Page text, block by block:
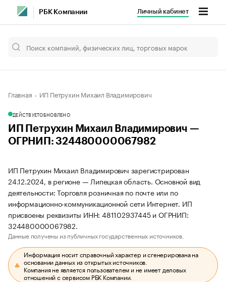
РБК Компании Личный кабинет
Главная ИП Петрухин Михаил Владимирович
ДЕЙСТВУЕТОБНОВЛЕНО
ИП Петрухин Михаил Владимирович —
ОГРНИП: 324480000067982
ИП Петрухин Михаил Владимирович зарегистрирован
24.12.2024, в регионе — Липецкая область. Основной вид
деятельности: Торговля розничная по почте или по
информационно-коммуникационной сети Интернет. ИП
присвоены реквизиты ИНН: 481102937445 и ОГРНИП:
324480000067982.
Данные получены из публичных государственных источников.
Информация носит справочный характер и сгенерирована на
основании данных из открытых источников.
Компания не является пользователем и не имеет деловых
отношений с сервисом РБК Компании.